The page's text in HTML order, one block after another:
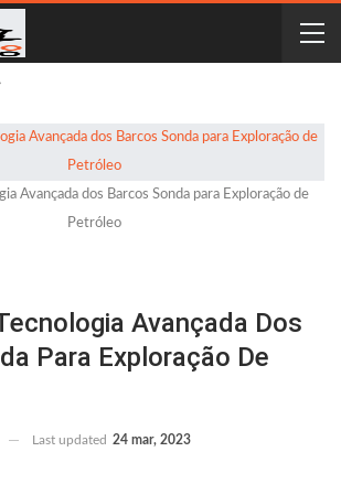
Avançada dos Barcos Sonda para Exploração de
Petróleo
Avançada Dos
Para Exploração De
Last updated 24 mar, 2023